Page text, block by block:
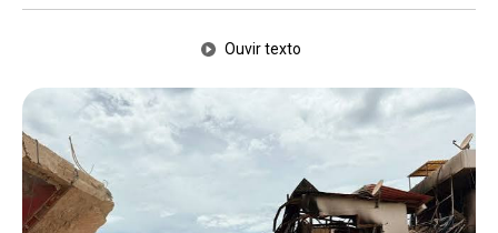
Ouvir texto